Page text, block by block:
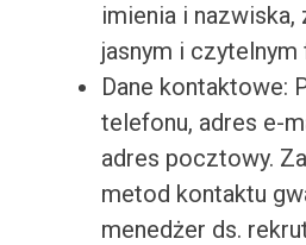
imienia i nazwiska,
jasnym i
Dane kontaktowe:
telefonu, adres e-
adres pocztowy.
metod kontaktu
menedżer ds.